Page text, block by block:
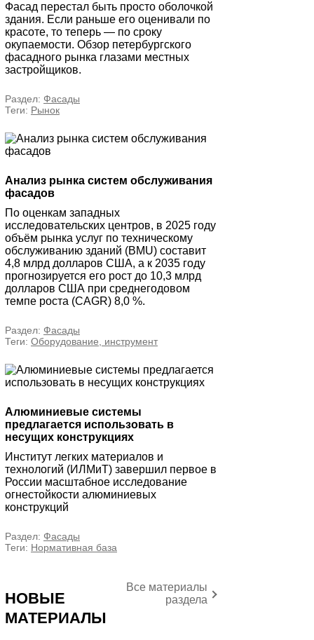
Фасад перестал быть просто оболочкой
здания. Если раньше его оценивали по
красоте, то теперь — по сроку
окупаемости. Обзор петербургского
фасадного рынка глазами местных
застройщиков.
Раздел: Фасады
Теги: Рынок
Анализ рынка систем обслуживания
фасадов
По оценкам западных
исследовательских центров, в 2025 году
объём рынка услуг по техническому
обслуживанию зданий (BMU) составит
4,8 млрд долларов США, а к 2035 году
прогнозируется его рост до 10,3 млрд
долларов США при среднегодовом
темпе роста (CAGR) 8,0 %.
Раздел: Фасады
Теги: Оборудование, инструмент
Алюминиевые системы
предлагается использовать в
несущих конструкциях
Институт легких материалов и
технологий (ИЛМиТ) завершил первое в
России масштабное исследование
огнестойкости алюминиевых
конструкций
Раздел: Фасады
Теги: Нормативная база
НОВЫЕ
МАТЕРИАЛЫ
Все материалы
раздела